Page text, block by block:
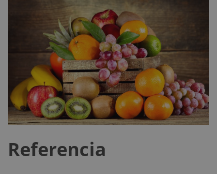
Referencia